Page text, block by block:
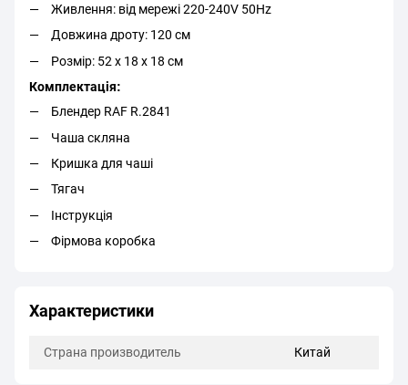
Живлення: від мережі 220-240V 50Hz
Довжина дроту: 120 см
Розмір: 52 х 18 х 18 см
Комплектація:
Блендер RAF R.2841
Чаша скляна
Кришка для чаші
Тягач
Інструкція
Фірмова коробка
Характеристики
Страна производитель Китай